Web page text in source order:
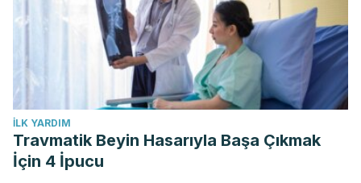
İLK YARDIM
Travmatik Beyin Hasarıyla Başa Çıkmak
İçin 4 İpucu